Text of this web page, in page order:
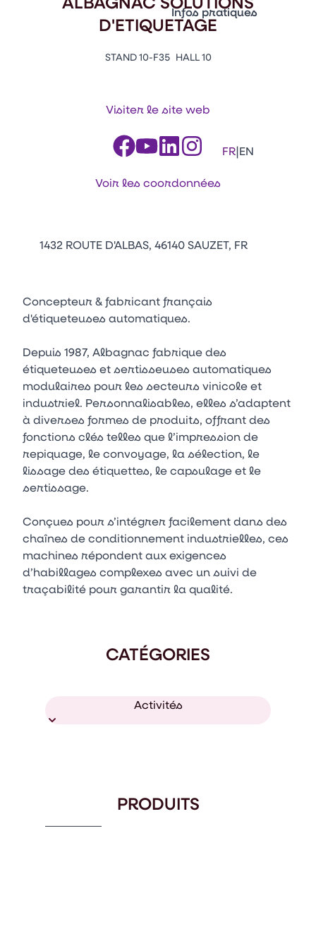
Vitrine Innovations
Emballages
Infos pratiques
Venir au CFIA Rennes
Facebook
FR|EN
D'ETIQUETAGE
STAND 10-F35 HALL 10
Visiter le site web
Voir les coordonnées
1432 ROUTE D'ALBAS, 46140 SAUZET, FR
Concepteur & fabricant français
d'étiqueteuses automatiques.
Depuis 1987, Albagnac fabrique des
étiqueteuses et sertisseuses automatiques
modulaires pour les secteurs vinicole et
industriel. Personnalisables, elles s’adaptent
à diverses formes de produits, offrant des
fonctions clés telles que l’impression de
repiquage, le convoyage, la sélection, le
lissage des étiquettes, le capsulage et le
sertissage.
Conçues pour s’intégrer facilement dans des
chaînes de conditionnement industrielles, ces
machines répondent aux exigences
d’habillages complexes avec un suivi de
traçabilité pour garantir la qualité.
CATÉGORIES
Activités
PRODUITS